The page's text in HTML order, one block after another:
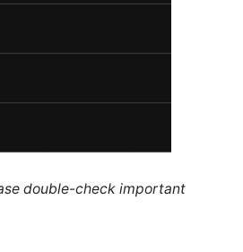
double-check important